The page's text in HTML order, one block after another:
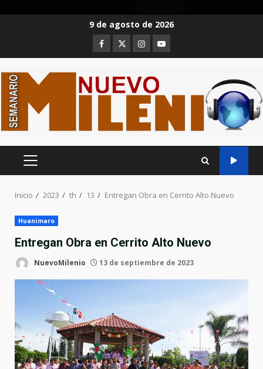
9 de agosto de 2026
Facebook
TwitterInstagram
Youtube
MENÚ
Inicio 2023 th 13 Entregan Obra en Cerrito Alto Nuevo
Huanímaro
Entregan Obra en Cerrito Alto Nuevo
NuevoMilenio 13 de septiembre de 2023